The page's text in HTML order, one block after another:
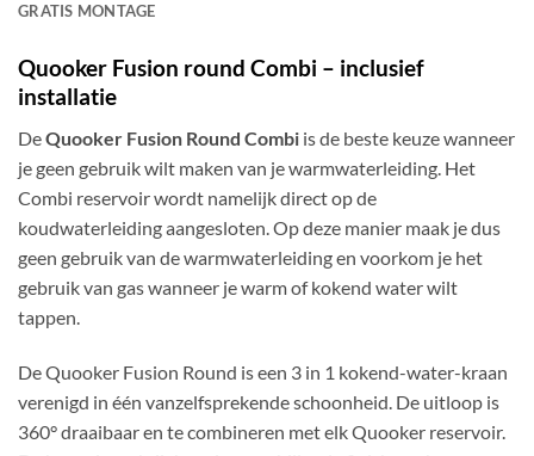
GRATIS MONTAGE
Quooker Fusion round Combi – inclusief
installatie
DeQuooker Fusion Round Combi is de beste keuze wanneer
je geen gebruik wilt maken van je warmwaterleiding. Het
Combi reservoir wordt namelijk direct op de
koudwaterleiding aangesloten. Op deze manier maak je dus
geen gebruik van de warmwaterleiding en voorkom je het
gebruik van gas wanneer je warm of kokend water wilt
tappen.
De Quooker Fusion Round is een 3 in 1 kokend-water-kraan
verenigd in één vanzelfsprekende schoonheid. De uitloop is
360° draaibaar en te combineren met elk Quooker reservoir.